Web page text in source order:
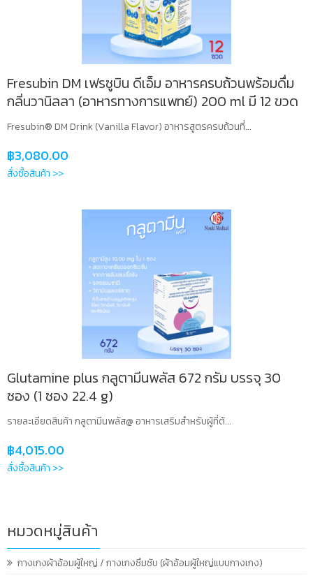
Fresubin DM เฟรซูบิน ดีเอ็ม อาหารครบถ้วนพร้อมดื่ม
กลิ่นวานิลลา (อาหารทางการแพทย์) 200 ml มี 12 ขวด
Fresubin® DM Drink (Vanilla Flavor) อาหารสูตรครบถ้วนที่...
฿3,080.00
สั่งซื้อสินค้า >>
Glutamine plus กลูตามีนพลัส 672 กรัม บรรจุ 30
ซอง (1 ซอง 22.4 g)
รายละเอียดสินค้า กลูตามีนพลัส@ อาหารเสริมสำหรับผู้ที่ต้...
฿4,015.00
สั่งซื้อสินค้า >>
หมวดหมู่สินค้า
กางเกงผ้าอ้อมผู้ใหญ่ / กางเกงซึมซับ (ผ้าอ้อมผู้ใหญ่แบบกางเกง)